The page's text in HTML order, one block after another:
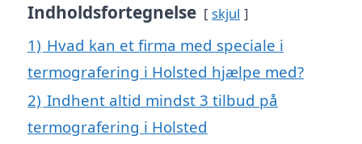
Indholdsfortegnelse skjul
1) Hvad kan et firma med speciale i
termografering i Holsted hjælpe med?
2) Indhent altid mindst 3 tilbud på
termografering i Holsted